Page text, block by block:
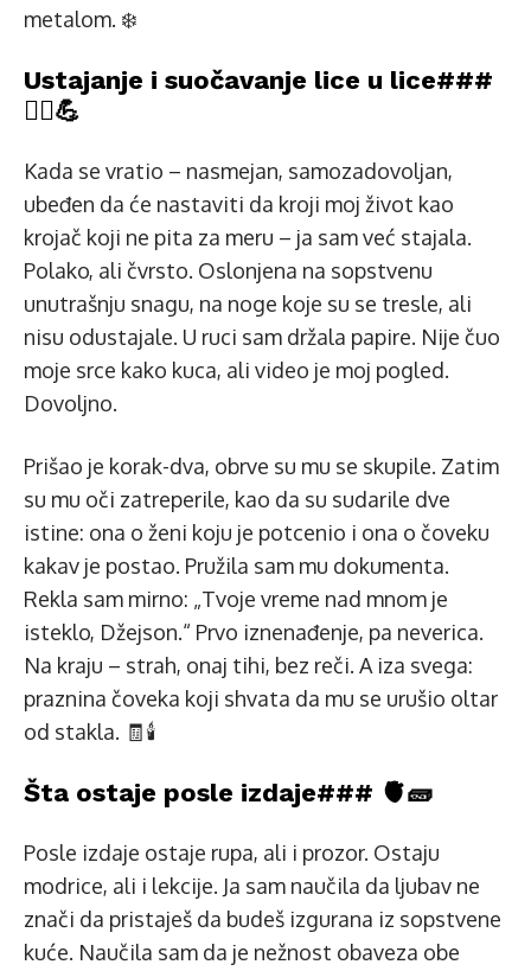
metalom. ❄️
Ustajanje i suočavanje lice u lice###
🧍‍♀️💪
Kada se vratio – nasmejan, samozadovoljan,
ubeđen da će nastaviti da kroji moj život kao
krojač koji ne pita za meru – ja sam već stajala.
Polako, ali čvrsto. Oslonjena na sopstvenu
unutrašnju snagu, na noge koje su se tresle, ali
nisu odustajale. U ruci sam držala papire. Nije čuo
moje srce kako kuca, ali video je moj pogled.
Dovoljno.
Prišao je korak-dva, obrve su mu se skupile. Zatim
su mu oči zatreperile, kao da su sudarile dve
istine: ona o ženi koju je potcenio i ona o čoveku
kakav je postao. Pružila sam mu dokumenta.
Rekla sam mirno: „Tvoje vreme nad mnom je
isteklo, Džejson.“ Prvo iznenađenje, pa neverica.
Na kraju – strah, onaj tihi, bez reči. A iza svega:
praznina čoveka koji shvata da mu se urušio oltar
od stakla. 🧾🕯️
Šta ostaje posle izdaje### 🫀🧱
Posle izdaje ostaje rupa, ali i prozor. Ostaju
modrice, ali i lekcije. Ja sam naučila da ljubav ne
znači da pristaješ da budeš izgurana iz sopstvene
kuće. Naučila sam da je nežnost obaveza obe